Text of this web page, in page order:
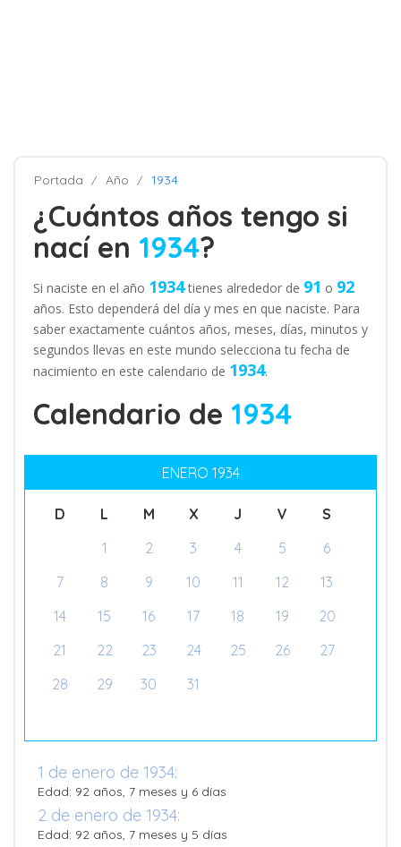
Portada Año 1934
¿Cuántos años tengo si
nací en 1934?
Si naciste en el año 1934tienes alrededor de 91 o 92
años. Esto dependerá del día y mes en que naciste. Para
saber exactamente cuántos años, meses, días, minutos y
segundos llevas en este mundo selecciona tu fecha de
nacimiento en este calendario de 1934.
Calendario de 1934
ENERO 1934
D L M X J V
S
1
2 3 4 5
6
7
8 9 10 11 12
13
14
15 16 17 18 19
20
21
22 23 24 25 26
27
28
29 30 31
1 de enero de 1934:
Edad: 92 años, 7 meses y 6 días
2 de enero de 1934:
Edad: 92 años, 7 meses y 5 días